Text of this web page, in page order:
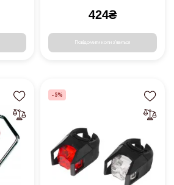
424₴
Повідомити коли з'явиться
-5%